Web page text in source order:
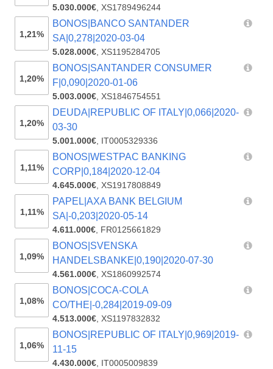
5.030.000€,XS1789496244
1,21%
BONOS|BANCO SANTANDER
SA|0,278|2020-03-04
5.028.000€,XS1195284705
1,20%
BONOS|SANTANDER CONSUMER
F|0,090|2020-01-06
5.003.000€,XS1846754551
1,20%
DEUDA|REPUBLIC OF ITALY|0,066|2020-
03-30
5.001.000€, IT0005329336
1,11%
BONOS|WESTPAC BANKING
CORP|0,184|2020-12-04
4.645.000€,XS1917808849
1,11%
PAPEL|AXA BANK BELGIUM
SA|-0,203|2020-05-14
4.611.000€, FR0125661829
1,09%
BONOS|SVENSKA
HANDELSBANKE|0,190|2020-07-30
4.561.000€,XS1860992574
1,08%
BONOS|COCA-COLA
CO/THE|-0,284|2019-09-09
4.513.000€,XS1197832832
1,06%
BONOS|REPUBLIC OF ITALY|0,969|2019-
11-15
4.430.000€, IT0005009839